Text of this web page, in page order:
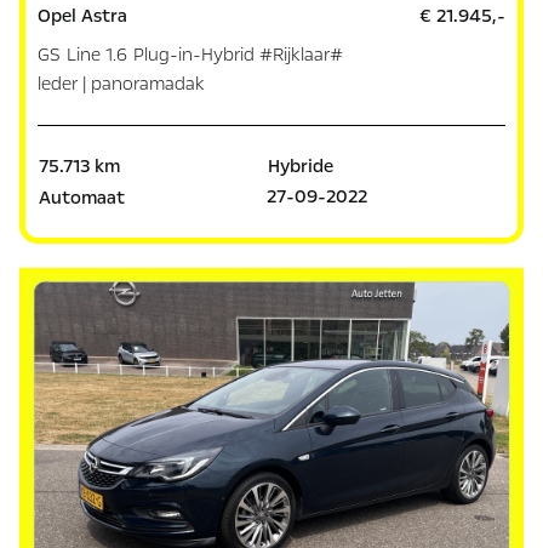
Opel Astra
GS Line 1.6 Plug-in-Hybrid #Rijklaar#
leder | panoramadak
€ 21.945,-
75.713 km
Hybride
Automaat
27-09-2022